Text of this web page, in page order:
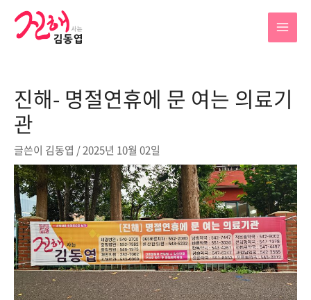
진해- 명절연휴에 문 여는 의료기
관
글쓴이 김동엽 /2025년 10월 02일